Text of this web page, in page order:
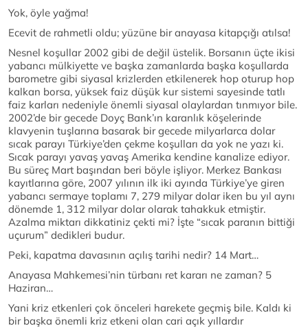
Yok, öyle yağma!
Ecevit de rahmetli oldu; yüzüne bir anayasa kitapçığı atılsa!
Nesnel koşullar 2002 gibi de değil üstelik. Borsanın üçte ikisi
yabancı mülkiyette ve başka zamanlarda başka koşullarda
barometre gibi siyasal krizlerden etkilenerek hop oturup hop
kalkan borsa, yüksek faiz düşük kur sistemi sayesinde tatlı
faiz karları nedeniyle önemli siyasal olaylardan tınmıyor bile.
2002’de bir gecede Doyç Bank’ın karanlık köşelerinde
klavyenin tuşlarına basarak bir gecede milyarlarca dolar
sıcak parayı Türkiye’den çekme koşulları da yok ne yazı ki.
Sıcak parayı yavaş yavaş Amerika kendine kanalize ediyor.
Bu süreç Mart başından beri böyle işliyor. Merkez Bankası
kayıtlarına göre, 2007 yılının ilk iki ayında Türkiye’ye giren
yabancı sermaye toplamı 7, 279 milyar dolar iken bu yıl aynı
dönemde 1, 312 milyar dolar olarak tahakkuk etmiştir.
Azalma miktarı dikkatiniz çekti mi? İşte “sıcak paranın bittiği
uçurum” dedikleri budur.
Peki, kapatma davasının açılış tarihi nedir? 14 Mart…
Anayasa Mahkemesi’nin türbanı ret kararı ne zaman? 5
Haziran…
Yani kriz etkenleri çok önceleri harekete geçmiş bile. Kaldı ki
bir başka önemli kriz etkeni olan cari açık yıllardır